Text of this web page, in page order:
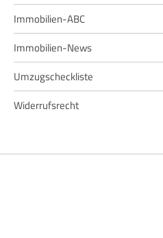
Immobilien-ABC
Immobilien-News
Umzugscheckliste
Widerrufsrecht